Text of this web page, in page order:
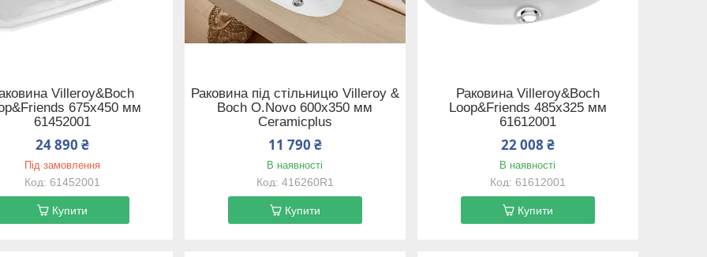
Villeroy&Boch
675х450 мм
61452001
24 890 ₴
Під замовлення
61452001
Купити
Раковина під стільницю Villeroy &
Boch O.Novo 600x350 мм
Ceramicplus
11 790 ₴
В наявності
416260R1
Купити
Раковина Villeroy&Boch
Loop&Friends 485х325 мм
61612001
22 008 ₴
В наявності
61612001
Купити